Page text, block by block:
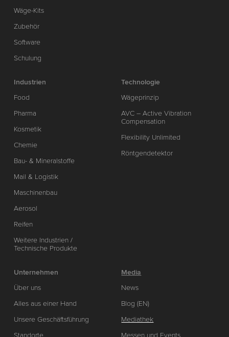
Wäge-Kits
Zubehör
Software
Schulung
Industrien
Food
Pharma
Kosmetik
Chemie
Bau- & Mineralstoffe
Mail & Logistik
Maschinenbau
Aerosol
Reifen
Weitere Industrien /
Technische Produkte
Technologie
Wägeprinzip
AVC – Active Vibration
Compensation
Flexibility Unlimited
Röntgendetektor
Unternehmen
Über uns
Alles aus einer Hand
Unsere Geschäftsführung
Standorte
Media
News
Blog (EN)
Mediathek
Messen und Events